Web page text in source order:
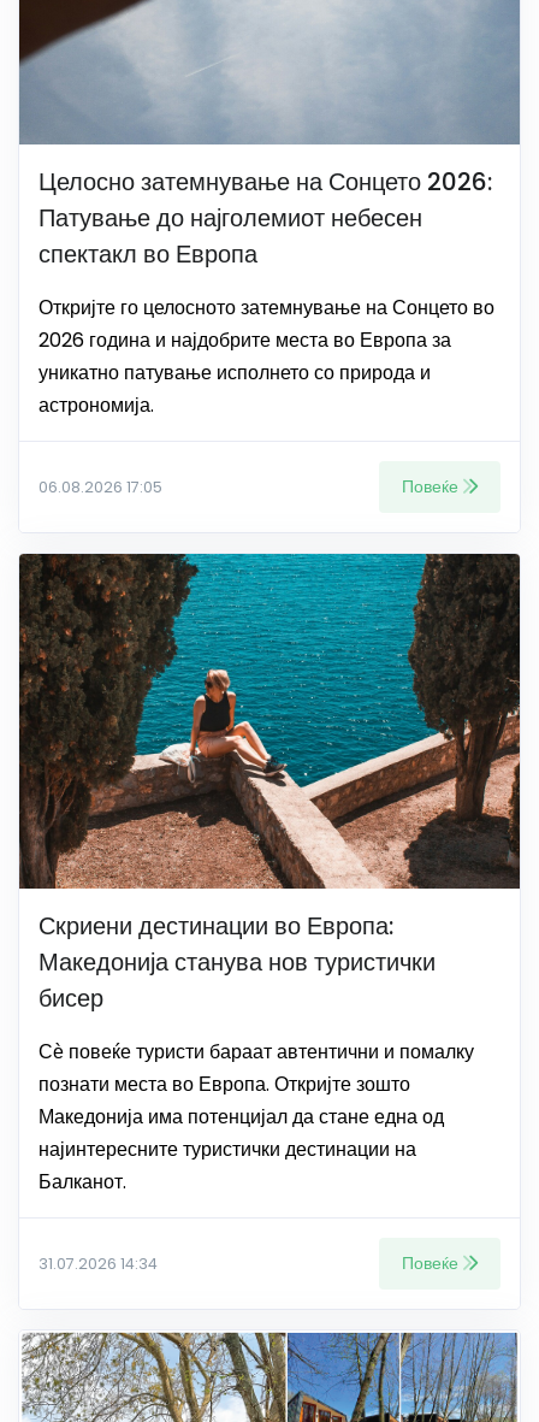
Целосно затемнување на Сонцето 2026:
Патување до најголемиот небесен
спектакл во Европа
Откријте го целосното затемнување на Сонцето во
2026 година и најдобрите места во Европа за
уникатно патување исполнето со природа и
астрономија.
06.08.2026 17:05 Повеќе
Скриени дестинации во Европа:
Македонија станува нов туристички
бисер
Сѐ повеќе туристи бараат автентични и помалку
познати места во Европа. Откријте зошто
Македонија има потенцијал да стане една од
најинтересните туристички дестинации на
Балканот.
31.07.2026 14:34 Повеќе